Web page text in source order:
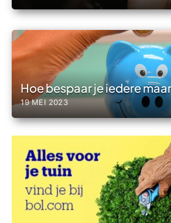
Hoe bespaar je iedere
19 MEI 2023